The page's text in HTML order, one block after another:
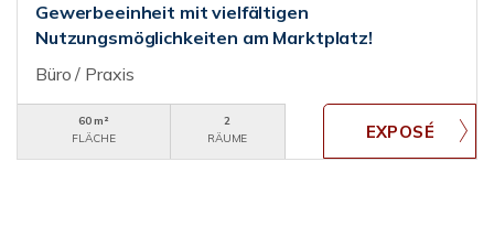
Gewerbeeinheit mit vielfältigen
Nutzungsmöglichkeiten am Marktplatz!
Büro / Praxis
60 m²
FLÄCHE
2
RÄUME